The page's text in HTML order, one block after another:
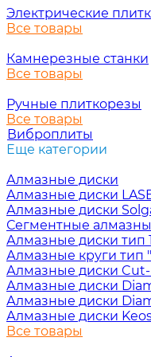
Электрические
Все товары
Камнерезные станки
Все товары
Ручные плиткорезы
Все товары
Виброплиты
Еще категории
Алмазные диски
Алмазные диски
Алмазные диски
Сегментные
Алмазные диски тип
Алмазные круги тип
Алмазные диски
Алмазные диски
Алмазные диски
Алмазные диски
Все товары